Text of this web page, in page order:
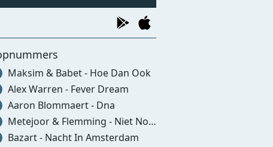
Maksim & Babet - Hoe Dan Ook
Alex Warren - Fever Dream
Aaron Blommaert - Dna
Metejoor & Flemming - Niet Nodig
Bazart - Nacht In Amsterdam